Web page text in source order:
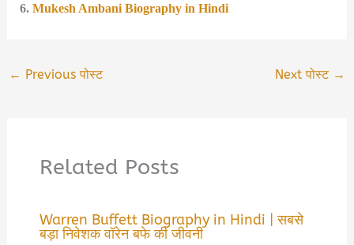
6.Mukesh Ambani Biography in Hindi
← Previous पोस्ट Next पोस्ट →
Related Posts
Warren Buffett Biography in Hindi | सबसे
बड़ा निवेशक वॉरेन बफे की जीवनी